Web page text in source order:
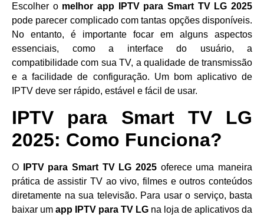
Escolher o melhor app IPTV para Smart TV LG 2025
pode parecer complicado com tantas opções disponíveis.
No entanto, é importante focar em alguns aspectos
essenciais, como a interface do usuário, a
compatibilidade com sua TV, a qualidade de transmissão
e a facilidade de configuração. Um bom aplicativo de
IPTV deve ser rápido, estável e fácil de usar.
IPTV para Smart TV LG
2025: Como Funciona?
O IPTV para Smart TV LG 2025 oferece uma maneira
prática de assistir TV ao vivo, filmes e outros conteúdos
diretamente na sua televisão. Para usar o serviço, basta
baixar um app IPTV para TV LG na loja de aplicativos da